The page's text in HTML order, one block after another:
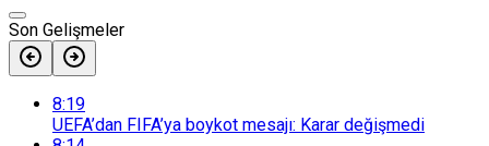
Son Gelişmeler
8:19
UEFA’dan FIFA’ya boykot mesajı: Karar değişmedi